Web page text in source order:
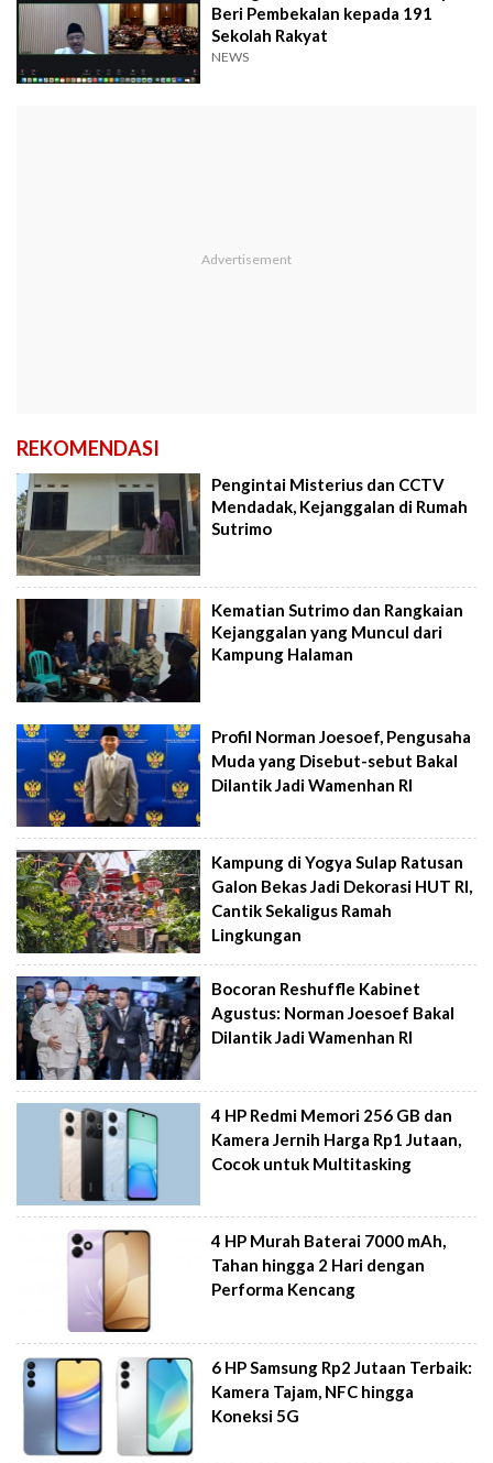
Beri Pembekalan kepada 191
Sekolah Rakyat
NEWS
REKOMENDASI
Pengintai Misterius dan CCTV
Mendadak, Kejanggalan di Rumah
Sutrimo
Kematian Sutrimo dan Rangkaian
Kejanggalan yang Muncul dari
Kampung Halaman
Profil Norman Joesoef, Pengusaha
Muda yang Disebut-sebut Bakal
Dilantik Jadi Wamenhan RI
Kampung di Yogya Sulap Ratusan
Galon Bekas Jadi Dekorasi HUT RI,
Cantik Sekaligus Ramah
Lingkungan
Bocoran Reshuffle Kabinet
Agustus: Norman Joesoef Bakal
Dilantik Jadi Wamenhan RI
4 HP Redmi Memori 256 GB dan
Kamera Jernih Harga Rp1 Jutaan,
Cocok untuk Multitasking
4 HP Murah Baterai 7000 mAh,
Tahan hingga 2 Hari dengan
Performa Kencang
6 HP Samsung Rp2 Jutaan Terbaik:
Kamera Tajam, NFC hingga
Koneksi 5G